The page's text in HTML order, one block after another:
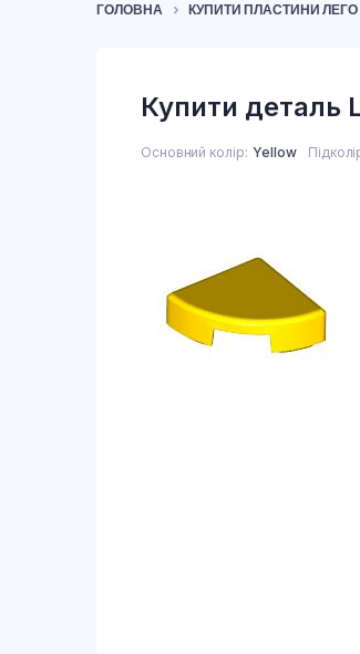
ГОЛОВНА КУПИТИ ПЛАСТИНИ ЛЕГО
Купити деталь
Основний колір Yellow